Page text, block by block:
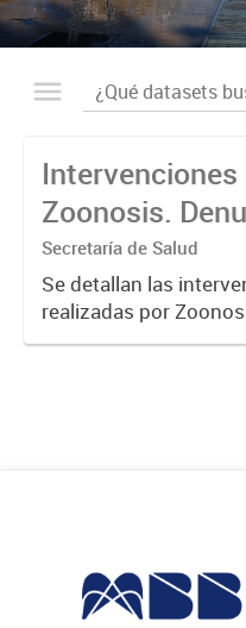
Intervenciones
Zoonosis.
Mordeduras de
y Felinos
Secretaría de Salud
Se detallan las
realizadas por
denuncias realizadas